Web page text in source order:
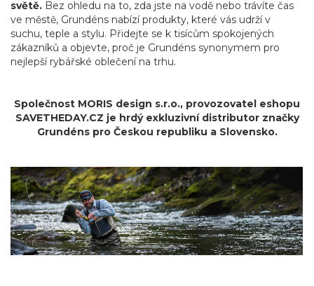
světě. Bez ohledu na to, zda jste na vodě nebo trávíte čas
ve městě, Grundéns nabízí produkty, které vás udrží v
suchu, teple a stylu. Přidejte se k tisícům spokojených
zákazníků a objevte, proč je Grundéns synonymem pro
nejlepší rybářské oblečení na trhu.
Společnost MORIS design s.r.o., provozovatel eshopu
SAVETHEDAY.CZ je hrdý exkluzivní distributor značky
Grundéns pro Českou republiku a Slovensko.